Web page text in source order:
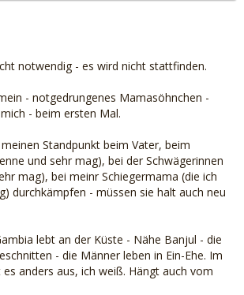
notwendig - es wird nicht stattfinden.
- notgedrungenes Mamasöhnchen -
- beim ersten Mal.
Standpunkt beim Vater, beim
und sehr mag), bei der Schwägerinnen
mag), bei meinr Schiegermama (die ich
durchkämpfen - müssen sie halt auch neu
lebt an der Küste - Nähe Banjul - die
- die Männer leben in Ein-Ehe. Im
anders aus, ich weiß. Hängt auch vom